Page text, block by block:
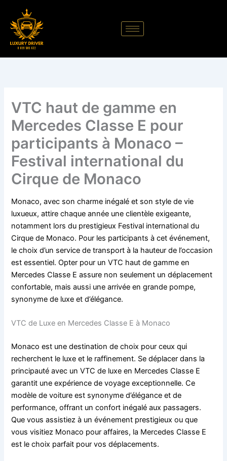
contenu
VTC haut de gamme en
Mercedes Classe E pour
participants à Monaco –
Festival international du
Cirque de Monaco
Monaco, avec son charme inégalé et son style de vie
luxueux, attire chaque année une clientèle exigeante,
notamment lors du prestigieux Festival international du
Cirque de Monaco. Pour les participants à cet événement,
le choix d’un service de transport à la hauteur de l’occasion
est essentiel. Opter pour un VTC haut de gamme en
Mercedes Classe E assure non seulement un déplacement
confortable, mais aussi une arrivée en grande pompe,
synonyme de luxe et d’élégance.
VTC de Luxe en Mercedes Classe E à Monaco
Monaco est une destination de choix pour ceux qui
recherchent le luxe et le raffinement. Se déplacer dans la
principauté avec un VTC de luxe en Mercedes Classe E
garantit une expérience de voyage exceptionnelle. Ce
modèle de voiture est synonyme d’élégance et de
performance, offrant un confort inégalé aux passagers.
Que vous assistiez à un événement prestigieux ou que
vous visitiez Monaco pour affaires, la Mercedes Classe E
est le choix parfait pour vos déplacements.